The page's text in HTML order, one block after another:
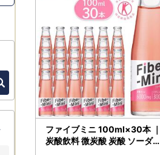
ファイブミニ 100ml×30本 ｜
炭酸飲料 微炭酸 炭酸 ソーダ―